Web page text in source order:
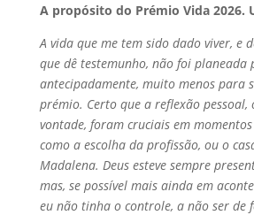
A propósito do Prémio Vida 2026.
A vida que me tem sido dado viver, e
que dê testemunho, não foi planeada
antecipadamente, muito menos para
prémio. Certo que a reflexão pessoal,
vontade, foram cruciais em momentos
como a escolha da profissão, ou o
Madalena. Deus esteve sempre
mas, se possível mais ainda em
eu não tinha o controle, a não ser de